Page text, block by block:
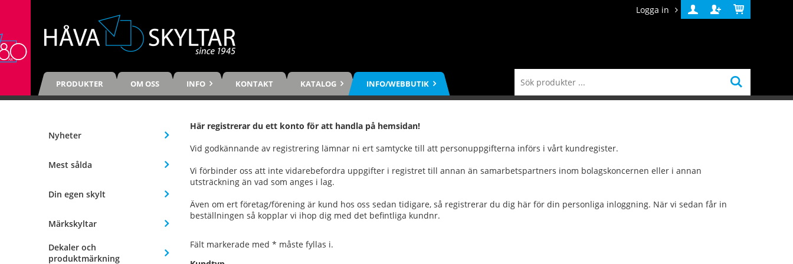
Logga in
Logga
in
Skapa
konto
Varukorg
PRODUKTER OM OSS INFO KONTAKT KATALOG INFO/WEBBUTIK
Nyheter
Mest sålda
Din egen skylt
Märkskyltar
Dekaler och
produktmärkning
Här registrerar du ett konto för att handla på hemsidan!
Vid godkännande av registrering lämnar ni ert samtycke till att personuppgifterna införs i vårt kundregister.
Vi förbinder oss att inte vidarebefordra uppgifter i registret till annan än samarbetspartners inom bolagskoncernen eller i annan
utsträckning än vad som anges i lag.
Även om ert företag/förening är kund hos oss sedan tidigare, så registrerar du dig här för din personliga inloggning. När vi sedan får in
beställningen så kopplar vi ihop dig med det befintliga kundnr.
Fält markerade med * måste fyllas i.